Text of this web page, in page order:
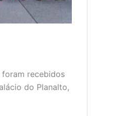
recebidos
do Planalto,